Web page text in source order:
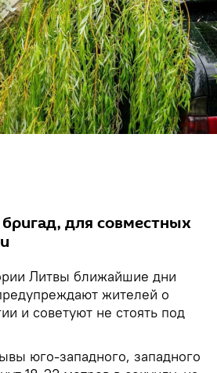
для совместных
Литвы ближайшие дни
жителей о
и советуют не стоять под
юго-западного, западного